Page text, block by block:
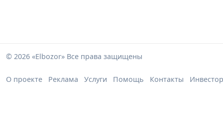
© 2026 «Elbozor» Все права защищены
О проекте Реклама Услуги Помощь Контакты